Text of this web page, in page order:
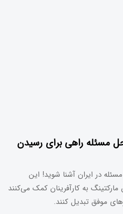
مسئله راهی برای رسیدن
در ایران آشنا شوید! این
به کارآفرینان کمک می‌کنند
موفق تبدیل کنند.